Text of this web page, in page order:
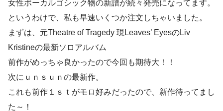
女性ボーカルゴシック物の新譜が続々発売になってます。
というわけで、私も早速いくつか注文しちゃいました。
まずは、元Theatre of Tragedy 現Leaves’ EyesのLiv
Kristineの最新ソロアルバム
前作がめっちゃ良かったので今回も期待大！！
次にｕｎｓｕｎの最新作。
これも前作１ｓｔがモロ好みだったので、新作待ってまし
た～！